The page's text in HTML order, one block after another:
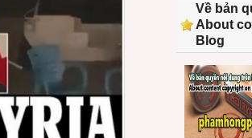
Về bản
About
Blog